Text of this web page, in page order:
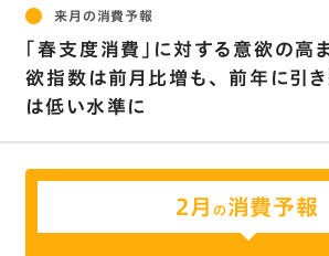
来月の消費予報
｢春支度消費｣に対する意欲の高
欲指数は前月比増も､ 前年に引き
は低い水準に
2月 の消費予報